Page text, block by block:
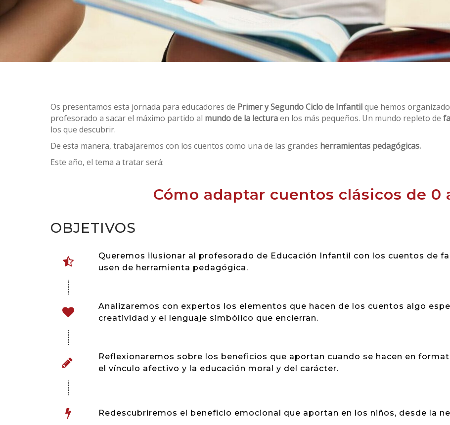
Os presentamos esta jornada para educadores de Primer y Segundo Ciclo de Infantilque hemos
profesorado a sacar el máximo partido al mundo de la lecturaen los más pequeños. Un mundo repleto de
los que descubrir.
De esta manera, trabajaremos con los cuentos como una de las grandes herramientas pedagógicas.
Este año, el tema a tratar será:
Cómo adaptar cuentos clásicos de 0
OBJETIVOS
Queremos ilusionar al profesorado de Educación Infantil con los cuentos de
usen de herramienta pedagógica.
Analizaremos con expertos los elementos que hacen de los cuentos algo
creatividad y el lenguaje simbólico que encierran.
Reflexionaremos sobre los beneficios que aportan cuando se hacen en
el vínculo afectivo y la educación moral y del carácter.
Redescubriremos el beneficio emocional que aportan en los niños, desde la